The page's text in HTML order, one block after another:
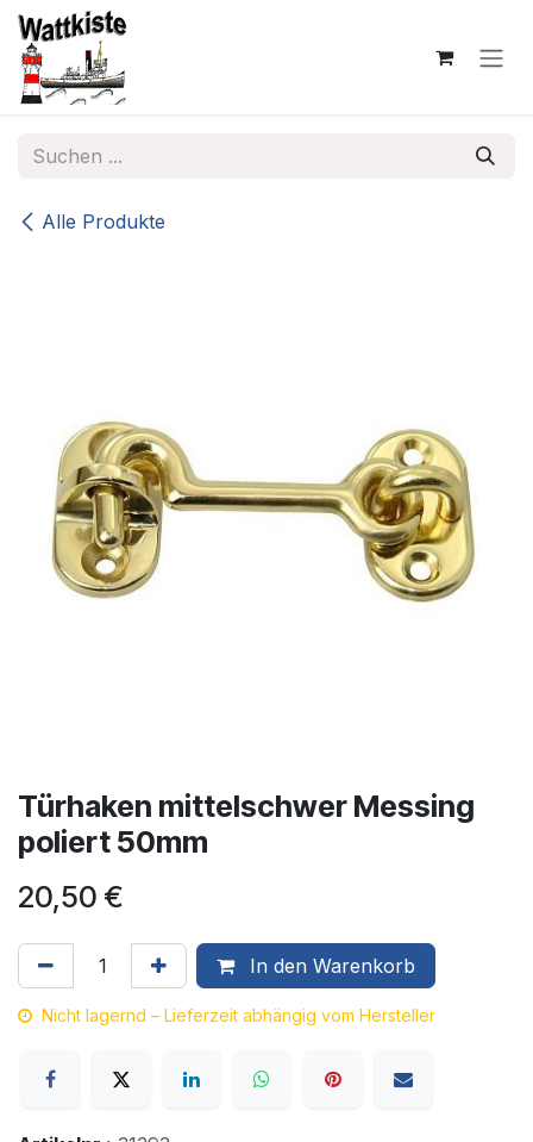
Zum Inhalt springen
Alle Produkte
Türhaken mittelschwer Messing
poliert 50mm
20,50 €
In den Warenkorb
Nicht lagernd – Lieferzeit abhängig vom Hersteller